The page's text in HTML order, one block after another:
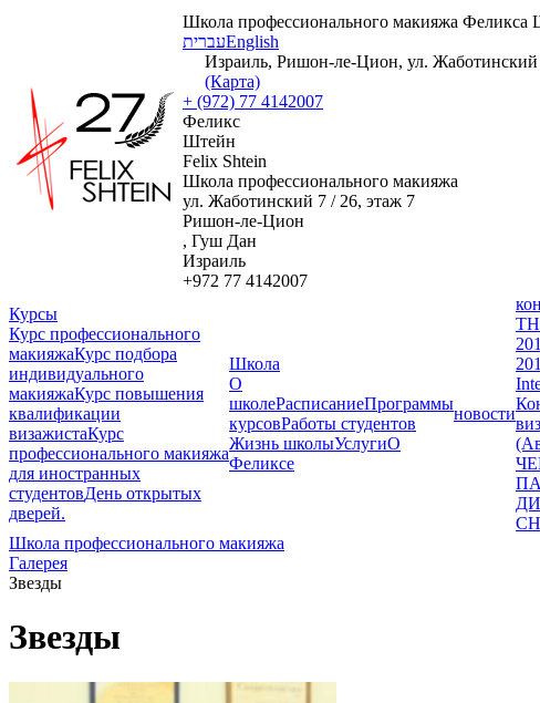
Школа профессионального макияжа Феликса
עבריתEnglish
Израиль, Ришон-ле-Цион, ул. Жаботинский
(Карта)
+ (972) 77 4142007
Феликс
Штейн
Felix Shtein
Школа профессионального макияжа
ул. Жаботинский 7 / 26, этаж 7
Ришон-ле-Цион
, Гуш Дан
Израиль
+972 77 4142007
Курсы
Курс профессионального
макияжаКурс подбора
индивидуального
макияжаКурс повышения
квалификации
визажистаКурс
профессионального макияжа
для иностранных
студентовДень открытых
дверей.
Школа
О
школеРасписаниеПрограммы
курсовРаботы студентов
Жизнь школыУслугиО
Феликсе
новости
Школа профессионального макияжа
Галерея
Звезды
Звезды